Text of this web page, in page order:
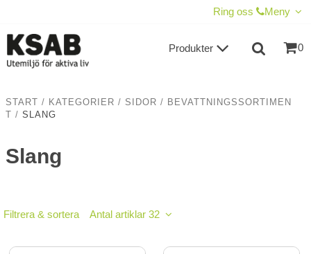
Ring oss Meny
0
Produkter
START / KATEGORIER / SIDOR / BEVATTNINGSSORTIMEN
/ SLANG
Slang
Filtrera & sortera Antal artiklar 32
TILL KASSAN